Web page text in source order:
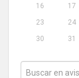
16
17
23
24
30
31